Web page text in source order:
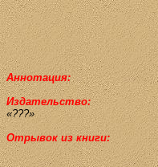
Аннотация:
Издательство:
«???»
Отрывок из книги: